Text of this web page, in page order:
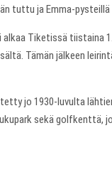
tuttu ja Emma-
alkaa Tiketissä tiistaina
Tämän jälkeen
jo 1930-luvulta
sekä golfkenttä,